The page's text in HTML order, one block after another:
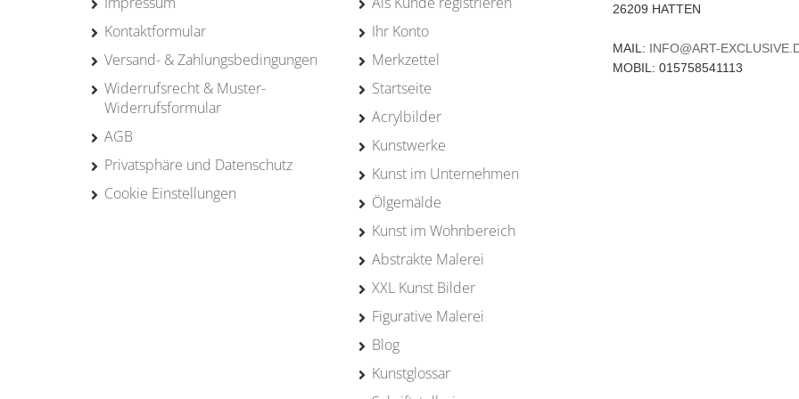
Kontaktformular
Versand- & Zahlungsbedingungen
Widerrufsrecht & Muster-
Widerrufsformular
AGB
Privatsphäre und Datenschutz
Cookie Einstellungen
Ihr Konto
Merkzettel
Startseite
Acrylbilder
Kunstwerke
Kunst im Unternehmen
Ölgemälde
Kunst im Wohnbereich
Abstrakte Malerei
XXL Kunst Bilder
Figurative Malerei
Blog
Kunstglossar
26209 HATTEN
MAIL: INFO@ART-
MOBIL: 015758541113